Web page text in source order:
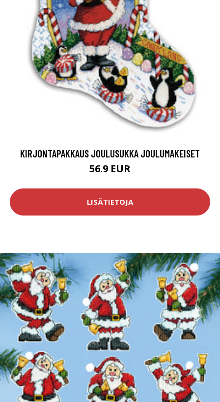
KIRJONTAPAKKAUS JOULUSUKKA JOULUMAKEISET
56.9 EUR
LISÄTIETOJA